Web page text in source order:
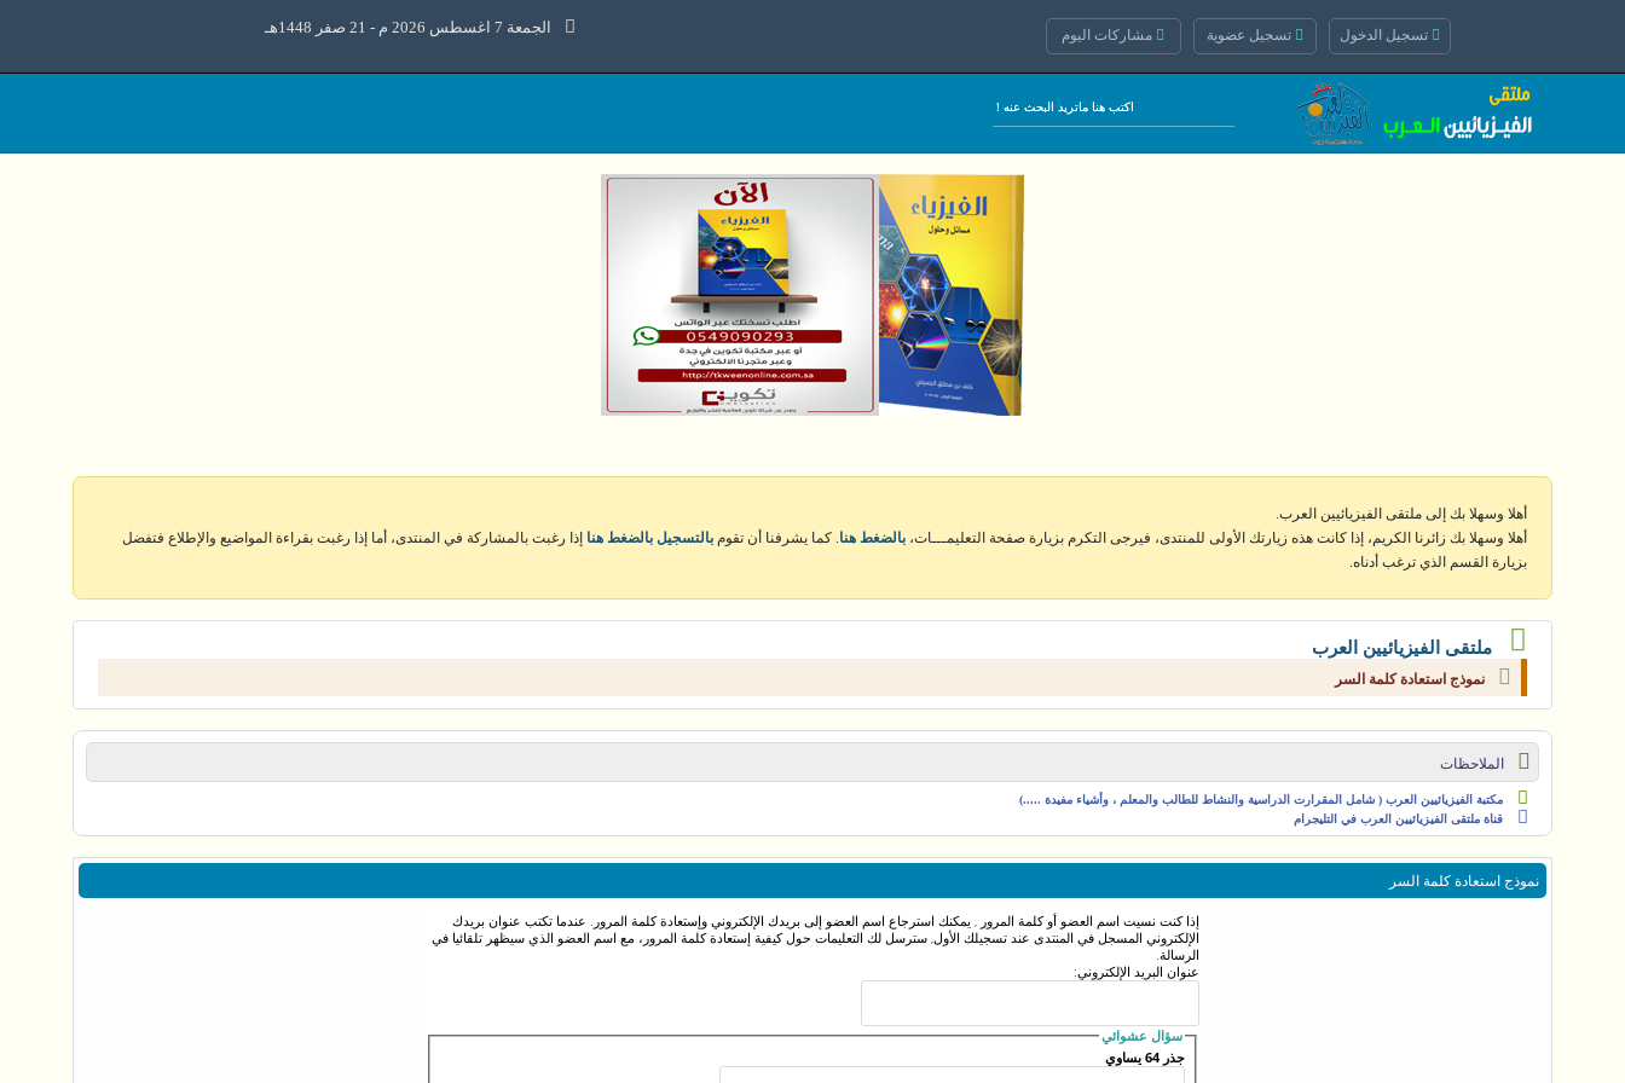
تسجيل الدخول تسجيل عضوية مشاركات اليوم الجمعة 7 اغسطس 2026 م - 21 صفر 1448هـ
أهلا وسهلا بك إلى ملتقى الفيزيائيين العرب.
أهلا وسهلا بك زائرنا الكريم، إذا كانت هذه زيارتك الأولى للمنتدى، فيرجى التكرم بزيارة صفحة التعليمـــات، بالضغط هنا . كما يشرفنا أن تقوم بالتسجيل بالضغط هنا إذا رغبت بالمشاركة في المنتدى، أما إذا رغبت بقراءة المواضيع والإطلاع فتفضل
بزيارة القسم الذي ترغب أدناه.
ملتقى الفيزيائيين العرب
نموذج استعادة كلمة السر
الملاحظات
مكتبة الفيزيائيين العرب ( شامل المقرارت الدراسية والنشاط للطالب والمعلم ، وأشياء مفيدة .....)
قناة ملتقى الفيزيائيين العرب في التليجرام
نموذج استعادة كلمة السر
إذا كنت نسيت اسم العضو أو كلمة المرور , يمكنك استرجاع اسم العضو إلى بريدك الإلكتروني وإستعادة كلمة المرور. عندما تكتب عنوان بريدك
الإلكتروني المسجل في المنتدى عند تسجيلك الأول, سترسل لك التعليمات حول كيفية إستعادة كلمة المرور، مع اسم العضو الذي سيظهر تلقائيا في
الرسالة.
عنوان البريد الإلكتروني:
سؤال عشوائي
جذر 64 يساوي